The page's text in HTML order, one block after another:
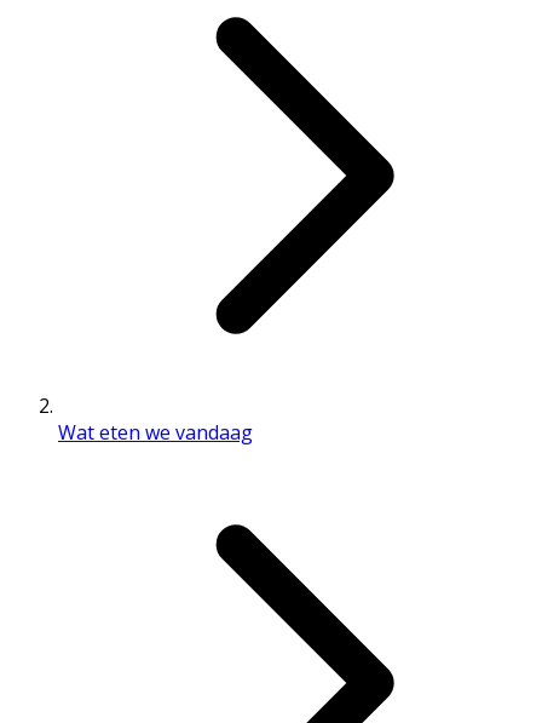
Wat eten we vandaag